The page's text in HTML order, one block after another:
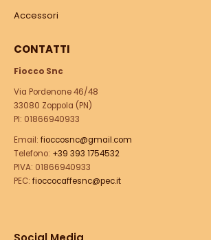
Accessori
CONTATTI
Fiocco Snc
Via Pordenone 46/48
33080 Zoppola (PN)
PI: 01866940933
Email: fioccosnc@gmail.com
Telefono: +39 393 1754532
PIVA: 01866940933
PEC: fioccocaffesnc@pec.it